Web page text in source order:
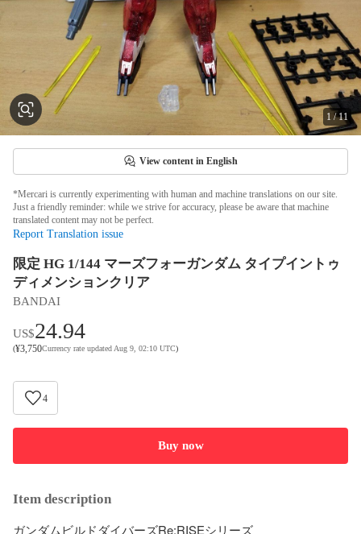
1 /11
View content in English
*Mercari is currently experimenting with human and machine translations on our site.
Just a friendly reminder: while we strive for accuracy, please be aware that machine
translated content may not be perfect.
Report Translation issue
限定 HG 1/144 マーズフォーガンダム タイプイントゥ
ディメンションクリア
BANDAI
US$24.94
(¥3,750Currency rate updated Aug 9, 02:10 UTC)
4
Buy now
Item description
ガンダムビルドダイバーズRe:RISEシリーズ